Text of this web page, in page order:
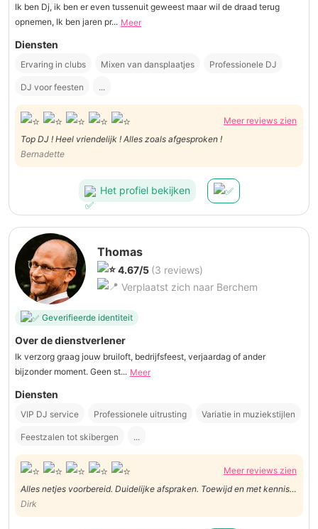
Ik ben Dj, ik ben er even tussenuit geweest maar wil de draad terug
opnemen, Ik ben jaren pr... Meer
Diensten
Ervaring in clubs Mixen van dansplaatjes Professionele DJ
DJ voor feesten ...
Meer reviews zien
Top DJ ! Heel vriendelijk ! Alles zoals afgesproken !
Bernadette
Het profiel bekijken
Thomas
4.67/5 (3 reviews)
Verplaatst zich naar Berchem
Geverifieerde identiteit
Over de dienstverlener
Ik verzorg graag jouw bruiloft, bedrijfsfeest, verjaardag of ander
bijzonder moment. Geen st... Meer
Diensten
VIP DJ service Professionele uitrusting Variatie in muziekstijlen
Feestzalen tot skibergen ...
Meer reviews zien
Alles netjes voorbereid. Duidelijke afspraken. Toewijd en met kennis
van zaken uitgevoerd.
Dirk